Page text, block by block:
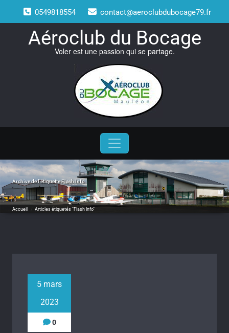
content
0549818554 contact@aeroclubdubocage79.fr
Aéroclub du Bocage
Voler est une passion qui se partage.
Archive de l’étiquetteFlash Info
Accueil Articles étiquetés "Flash Info"
5 mars
2023
0